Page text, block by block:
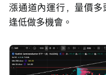
漲通道內運行，量價
逢低做多機會。